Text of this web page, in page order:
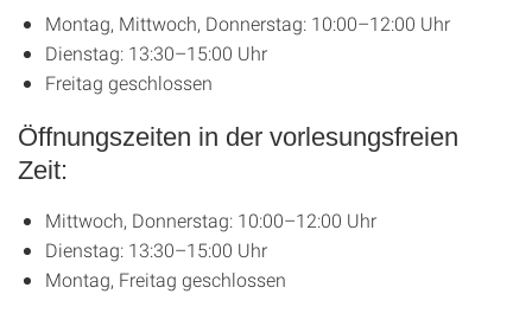
Montag, Mittwoch, Donnerstag: 10:00–12:00 Uhr
Dienstag: 13:30–15:00 Uhr
Freitag geschlossen
Öffnungszeiten in der vorlesungsfreien
Zeit:
Mittwoch, Donnerstag: 10:00–12:00 Uhr
Dienstag: 13:30–15:00 Uhr
Montag, Freitag geschlossen